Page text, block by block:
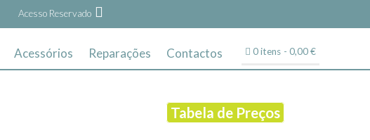
Acesso Reservado
Acessórios Reparações Contactos 0 itens 0,00 €
Tabela de Preços